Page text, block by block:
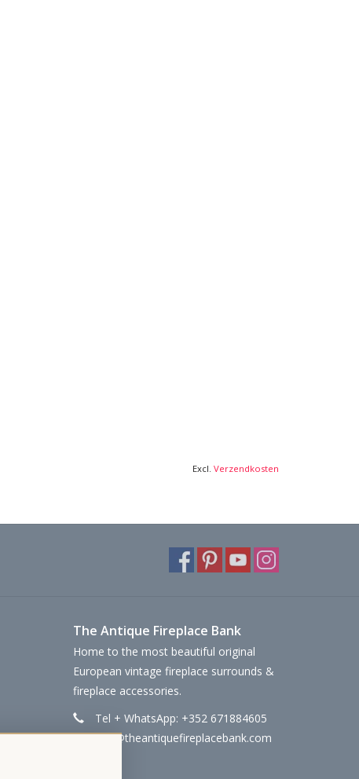
Excl. Verzendkosten
The Antique Fireplace Bank
Home to the most beautiful original
European vintage fireplace surrounds &
fireplace accessories.
Tel + WhatsApp: +352 671884605
info@theantiquefireplacebank.com